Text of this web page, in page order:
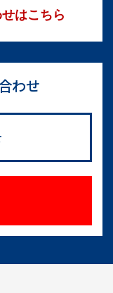
はこちら
わせ